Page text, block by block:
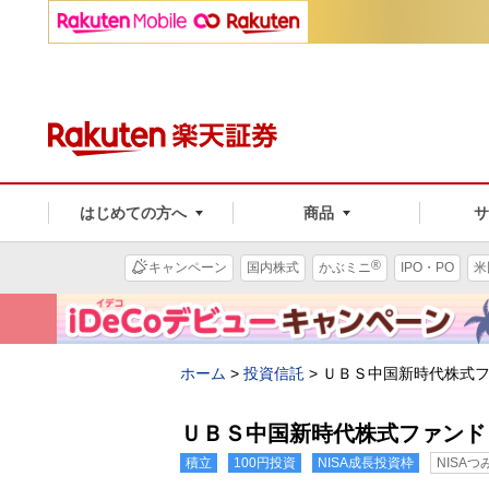
はじめての方へ 商品
キャンペーン 国内株式 かぶミニ® IPO・PO
ホーム > 投資信託 > ＵＢＳ中国新時代株式
ＵＢＳ中国新時代株式ファン
積立 100円投資 NISA成長投資枠 NISAつ